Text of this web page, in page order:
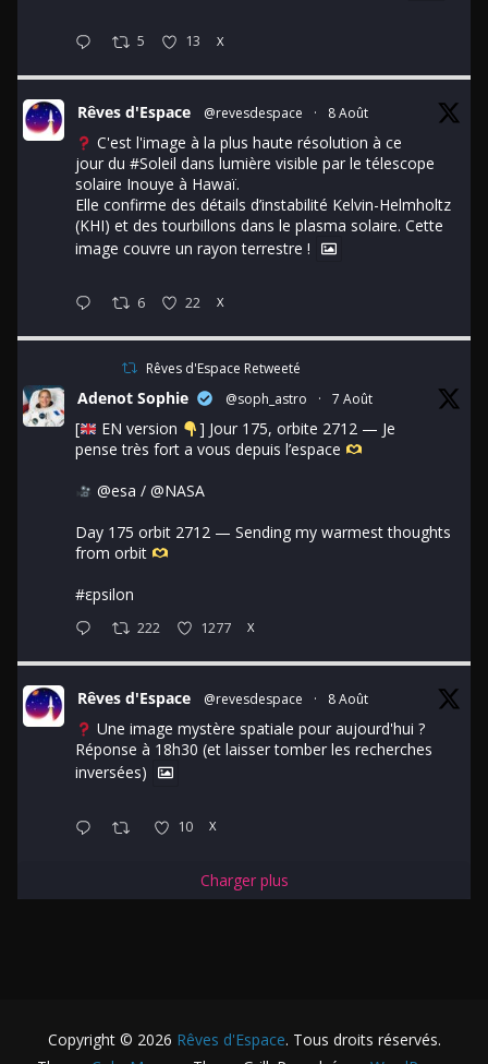
5 13 X
Rêves d'Espace @revesdespace · 8 Août
C'est l'image à la plus haute résolution à ce
jour du #Soleil dans lumière visible par le télescope
solaire Inouye à Hawaï.
Elle confirme des détails d’instabilité Kelvin-Helmholtz
(KHI) et des tourbillons dans le plasma solaire. Cette
image couvre un rayon terrestre !
6 22 X
Rêves d'Espace Retweeté
Adenot Sophie @soph_astro · 7 Août
[ EN version
] Jour 175, orbite 2712 — Je
pense très fort a vous depuis l’espace
@esa / @NASA
Day 175 orbit 2712 — Sending my warmest thoughts
from orbit
#εpsilon
222 1277 X
Rêves d'Espace @revesdespace · 8 Août
Une image mystère spatiale pour aujourd'hui ?
Réponse à 18h30 (et laisser tomber les recherches
inversées)
10 X
Charger plus
Copyright © 2026 Rêves d'Espace. Tous droits réservés.